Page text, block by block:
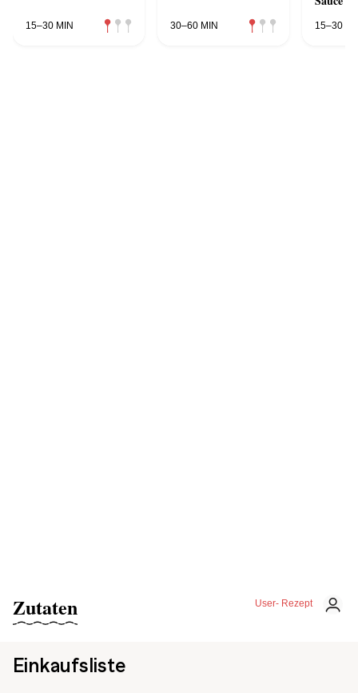
15–30 MIN 30–60 MIN 15–30
User- Rezept
Zutaten